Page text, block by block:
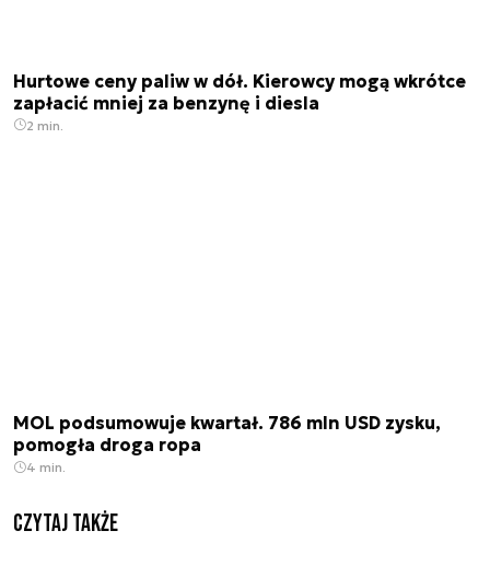
Hurtowe ceny paliw w dół. Kierowcy mogą wkrótce
zapłacić mniej za benzynę i diesla
2 min.
MOL podsumowuje kwartał. 786 mln USD zysku,
pomogła droga ropa
4 min.
Czytaj także